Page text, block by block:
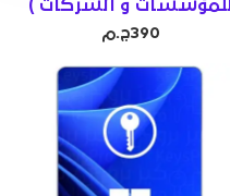
للمؤسسات و الشركات )
390ج.م